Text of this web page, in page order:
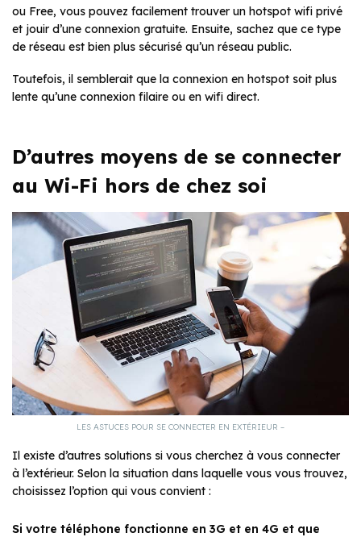
ou Free, vous pouvez facilement trouver un hotspot wifi privé
et jouir d’une connexion gratuite. Ensuite, sachez que ce type
de réseau est bien plus sécurisé qu’un réseau public.
Toutefois, il semblerait que la connexion en hotspot soit plus
lente qu’une connexion filaire ou en wifi direct.
D’autres moyens de se connecter
au Wi-Fi hors de chez soi
LES ASTUCES POUR SE CONNECTER EN EXTÉRIEUR –
Il existe d’autres solutions si vous cherchez à vous connecter
à l’extérieur. Selon la situation dans laquelle vous vous trouvez,
choisissez l’option qui vous convient :
Si votre téléphone fonctionne en 3G et en 4G et que